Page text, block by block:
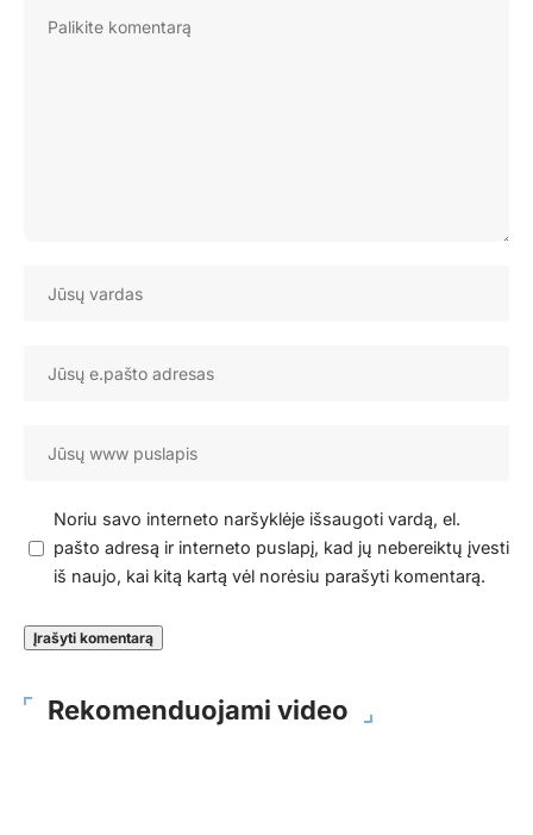
Noriu savo interneto naršyklėje išsaugoti vardą, el.
pašto adresą ir interneto puslapį, kad jų nebereiktų įvesti
iš naujo, kai kitą kartą vėl norėsiu parašyti komentarą.
Rekomenduojami video